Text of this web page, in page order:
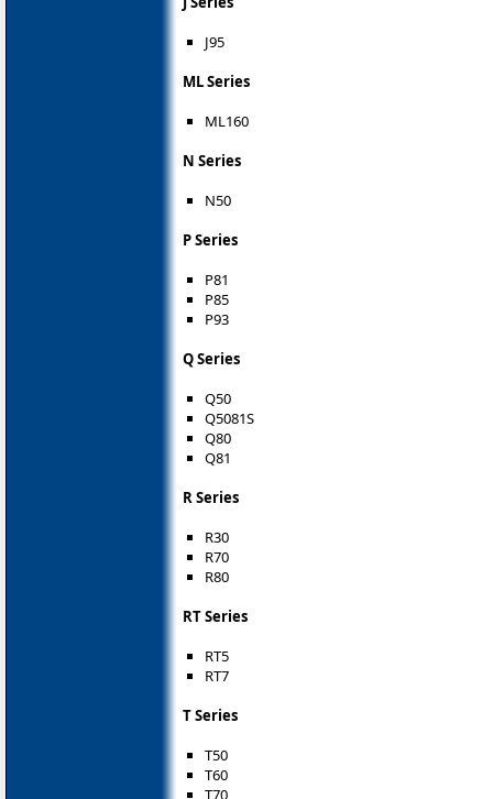
J95
ML Series
ML160
N Series
N50
P Series
P81
P85
P93
Q Series
Q50
Q5081S
Q80
Q81
R Series
R30
R70
R80
RT Series
RT5
RT7
T Series
T50
T60
T70